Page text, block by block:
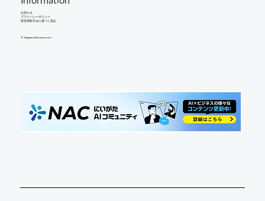
お知らせ​
​プライバシーポリシー
特定商取引法に基づく表記
©︎ Niigata AI Business Inc.